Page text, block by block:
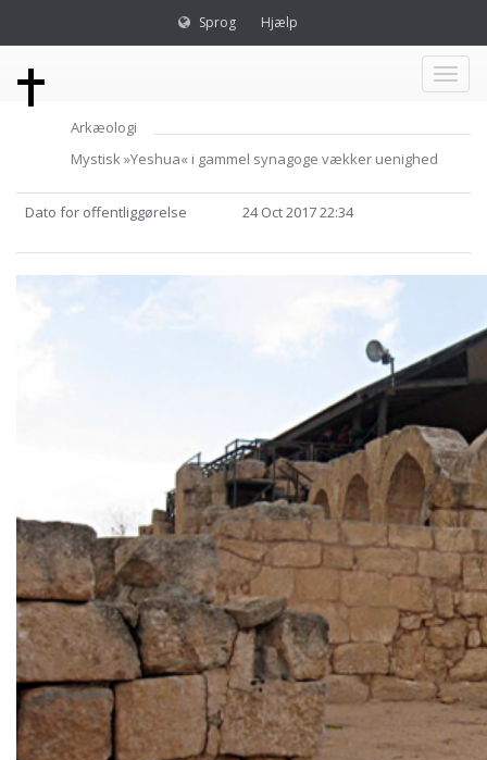
Sprog Hjælp
Toggle
Arkæologi
Mystisk »Yeshua« i gammel synagoge vækker uenighed
Dato for offentliggørelse 24 Oct 2017 22:34